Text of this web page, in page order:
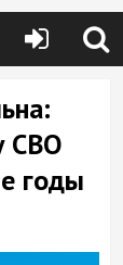
СВО
годы